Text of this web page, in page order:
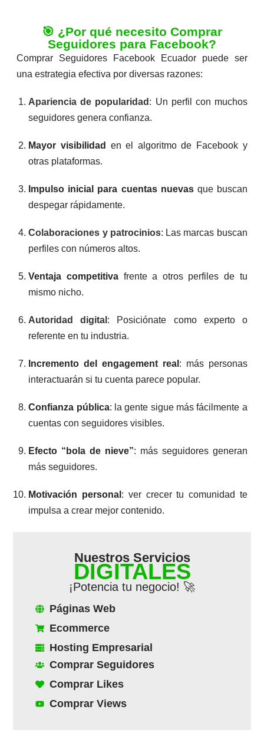
🎯 ¿Por qué necesito Comprar
Seguidores para Facebook?
Comprar Seguidores Facebook Ecuador puede ser
una estrategia efectiva por diversas razones:
Apariencia de popularidad : Un perfil con muchos
seguidores genera confianza.
Mayor visibilidad
en el algoritmo de Facebook y
otras plataformas.
Impulso inicial para cuentas nuevasque buscan
despegar rápidamente.
Colaboraciones y patrocinios: Las marcas buscan
perfiles con números altos.
Ventaja competitiva frente a otros perfiles de tu
mismo nicho.
Autoridad digital : Posiciónate como experto o
referente en tu industria.
Incremento del engagement real : más personas
interactuarán si tu cuenta parece popular.
Confianza pública: la gente sigue más fácilmente a
cuentas con seguidores visibles.
Efecto “bola de nieve”: más seguidores generan
más seguidores.
Motivación personal : ver crecer tu comunidad te
impulsa a crear mejor contenido.
Nuestros Servicios
DIGITALES
¡Potencia tu negocio! 🚀
Páginas Web
Ecommerce
Hosting Empresarial
Comprar Seguidores
Comprar Likes
Comprar Views